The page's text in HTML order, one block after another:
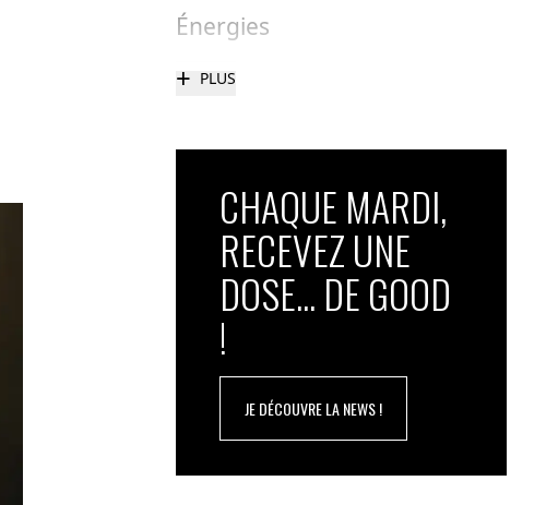
Énergies
+ PLUS
CHAQUE MARDI,
RECEVEZ UNE
DOSE... DE GOOD
!
JE DÉCOUVRE LA NEWS !